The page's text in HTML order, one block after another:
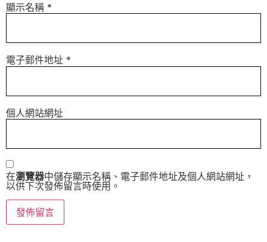
顯示名稱 *
電子郵件地址 *
個人網站網址
在瀏覽器中儲存顯示名稱、電子郵件地址及個人網站網址，
以供下次發佈留言時使用。